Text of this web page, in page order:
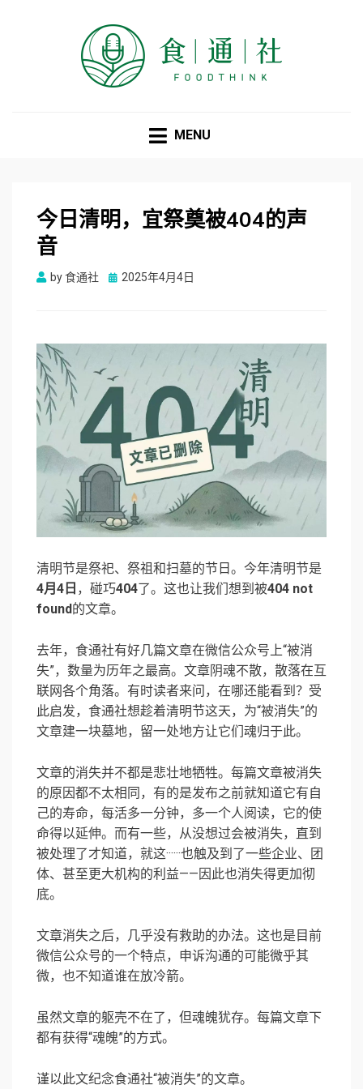
MENU
今日清明，宜祭奠被404的声
音
by食通社
Posted
2025年4月4日
清明节是祭祀、祭祖和扫墓的节日。今年清明节是
4月4日 ，碰巧404了。这也让我们想到被404 not
found的文章。
去年，食通社有好几篇文章在微信公众号上“被消
失”，数量为历年之最高。文章阴魂不散，散落在互
联网各个角落。有时读者来问，在哪还能看到？受
此启发，食通社想趁着清明节这天，为“被消失”的
文章建一块墓地，留一处地方让它们魂归于此。
文章的消失并不都是悲壮地牺牲。每篇文章被消失
的原因都不太相同，有的是发布之前就知道它有自
己的寿命，每活多一分钟，多一个人阅读，它的使
命得以延伸。而有一些，从没想过会被消失，直到
被处理了才知道，就这······也触及到了一些企业、团
体、甚至更大机构的利益——因此也消失得更加彻
底。
文章消失之后，几乎没有救助的办法。这也是目前
微信公众号的一个特点，申诉沟通的可能微乎其
微，也不知道谁在放冷箭。
虽然文章的躯壳不在了，但魂魄犹存。每篇文章下
都有获得“魂魄”的方式。
谨以此文纪念食通社“被消失”的文章。